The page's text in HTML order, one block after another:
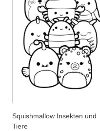
Squishmallow Insekten und
Tiere